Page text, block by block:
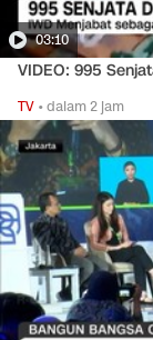
03:10
VIDEO: 995
TV •dalam 2 jam